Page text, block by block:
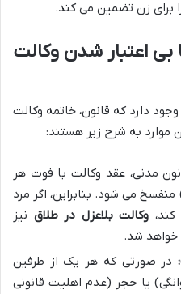
برای زن تضمین می کند.
بی اعتبار شدن وکالت
دارد که قانون، خاتمه وکالت
موارد به شرح زیر هستند:
مدنی، عقد وکالت با فوت هر
می شود. بنابراین، اگر مرد
وکالت بلاعزل در طلاق نیز
خواهد شد.
در صورتی که هر یک از طرفین
یا حجر (عدم اهلیت قانونی